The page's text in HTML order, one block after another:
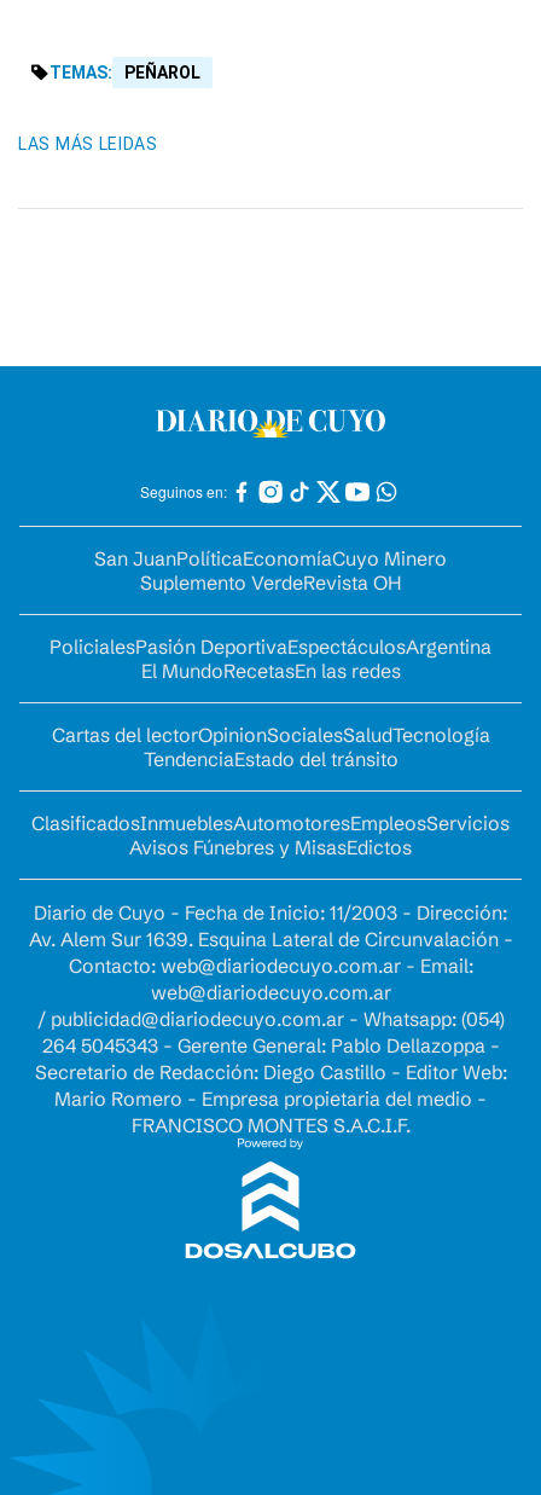
TEMAS: PEÑAROL
LAS MÁS LEIDAS
Seguinos en:
San JuanPolíticaEconomíaCuyo Minero
Suplemento VerdeRevista OH
PolicialesPasión DeportivaEspectáculosArgentina
El MundoRecetasEn las redes
Cartas del lectorOpinionSocialesSaludTecnología
TendenciaEstado del tránsito
ClasificadosInmueblesAutomotoresEmpleosServicios
Avisos Fúnebres y MisasEdictos
Diario de Cuyo - Fecha de Inicio: 11/2003 - Dirección:
Av. Alem Sur 1639. Esquina Lateral de Circunvalación -
Contacto: web@diariodecuyo.com.ar- Email:
web@diariodecuyo.com.ar
/ publicidad@diariodecuyo.com.ar- Whatsapp: (054)
264 5045343 - Gerente General: Pablo Dellazoppa -
Secretario de Redacción: Diego Castillo - Editor Web:
Mario Romero - Empresa propietaria del medio -
FRANCISCO MONTES S.A.C.I.F.